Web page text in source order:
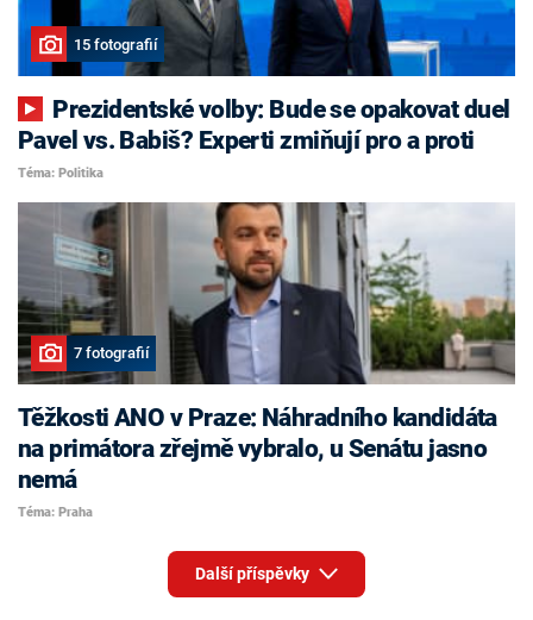
15 fotografií
Pavel vs. Babiš? Experti zmiňují pro a proti
Téma: Politika
7 fotografií
Těžkosti ANO v Praze: Náhradního kandidáta
na primátora zřejmě vybralo, u Senátu jasno
nemá
Téma: Praha
Další příspěvky